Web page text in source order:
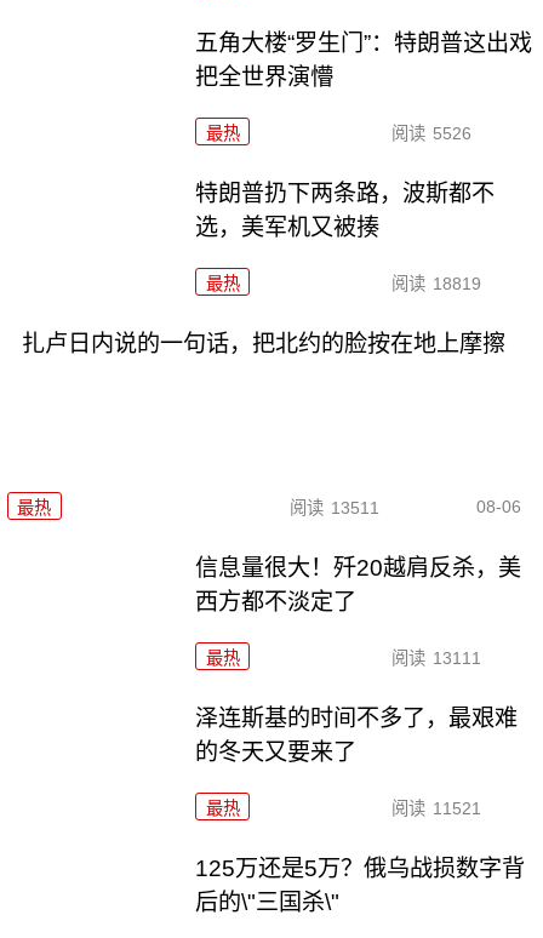
五角大楼“罗生门”：特朗普这出戏
把全世界演懵
最热 阅读 5526
特朗普扔下两条路，波斯都不
选，美军机又被揍
最热 阅读 18819
扎卢日内说的一句话，把北约的脸按在地上摩擦
最热 阅读 13511 08-06
信息量很大！歼20越肩反杀，美
西方都不淡定了
最热 阅读 13111
泽连斯基的时间不多了，最艰难
的冬天又要来了
最热 阅读 11521
125万还是5万？俄乌战损数字背
后的\"三国杀\"